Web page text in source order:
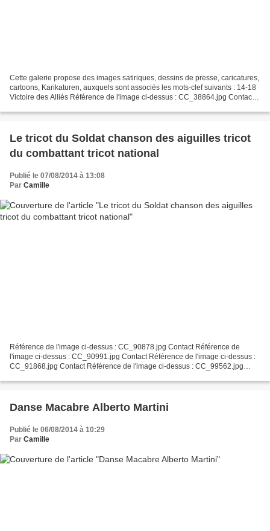
Cette galerie propose des images satiriques, dessins de presse, caricatures,
cartoons, Karikaturen, auxquels sont associés les mots-clef suivants : 14-18
Victoire des Alliés Référence de l'image ci-dessus : CC_38864.jpg Contact
Le tricot du Soldat chanson des aiguilles tricot
du combattant tricot national
Publié le 07/08/2014 à 13:08
Par Camille
Référence de l'image ci-dessus : CC_90878.jpg Contact Référence de
l'image ci-dessus : CC_90991.jpg Contact Référence de l'image ci-dessus :
CC_91868.jpg Contact Référence de l'image ci-dessus : CC_99562.jpg
Danse Macabre Alberto Martini
Publié le 06/08/2014 à 10:29
Par Camille